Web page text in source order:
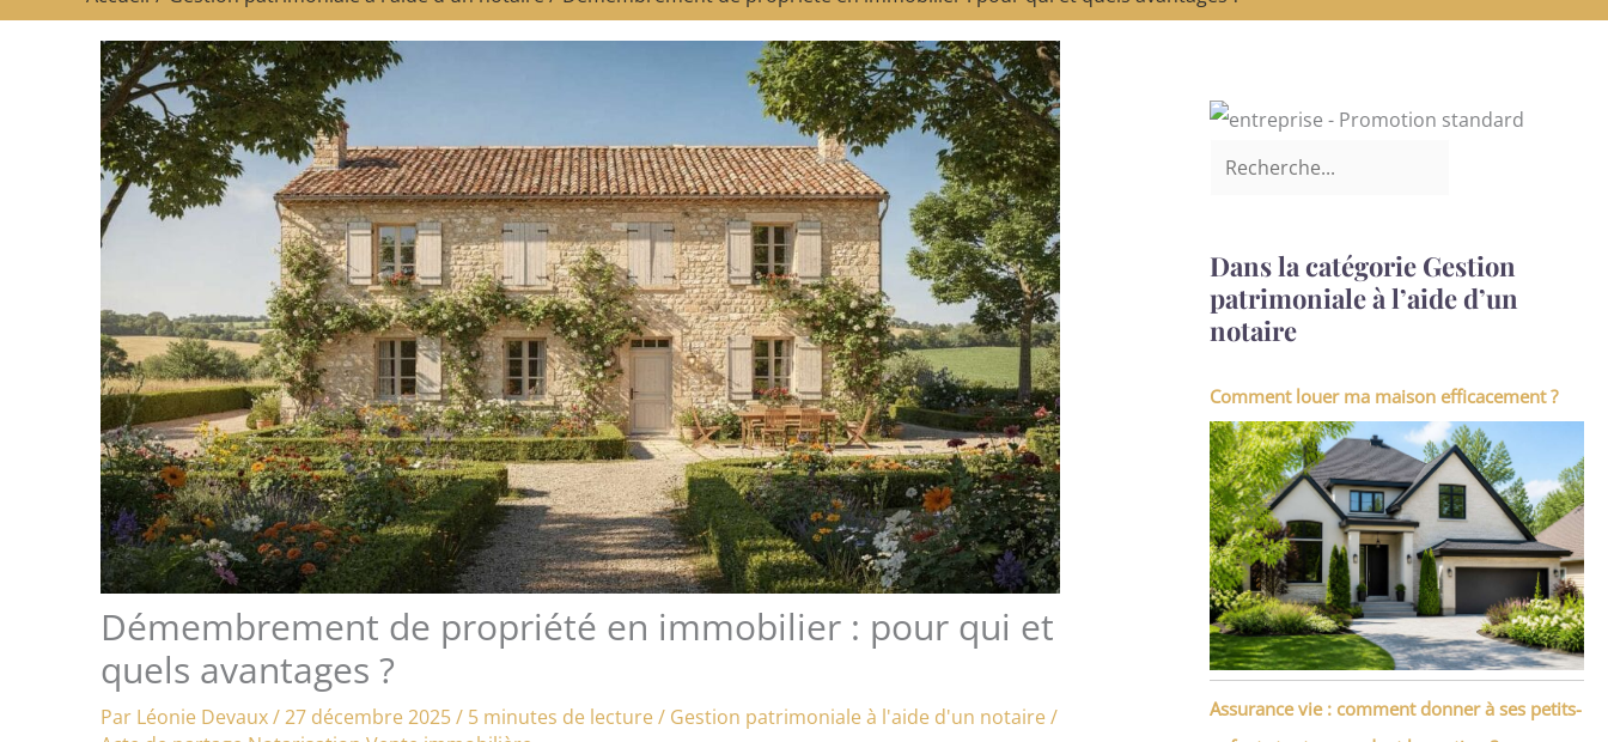
Démembrement de propriété en immobilier : pour qui et
quels avantages ?
Par Léonie Devaux/27 décembre 2025/ 5 minutes de lecture/ Gestion patrimoniale à l'aide d'un notaire/
Dans la catégorie Gestion
patrimoniale à l’aide d’un
notaire
Comment louer ma maison efficacement ?
Assurance vie : comment donner à ses petits-